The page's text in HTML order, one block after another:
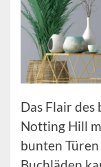
Das Flair
Notting Hill
bunten